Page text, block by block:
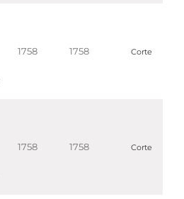
1758 1758 Corte
1758 1758 Corte